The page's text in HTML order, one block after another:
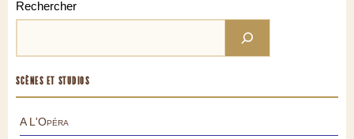
Rechercher
SCÈNES ET STUDIOS
A L'Opéra